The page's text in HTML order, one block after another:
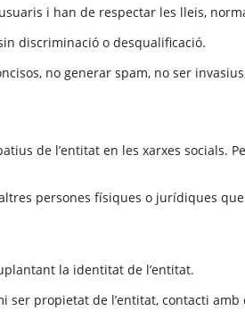
i han de respectar les lleis,
discriminació o desqualificació.
no generar spam, no ser
de l’entitat en les xarxes socials.
persones físiques o jurídiques
la identitat de l’entitat.
propietat de l’entitat, contacti amb